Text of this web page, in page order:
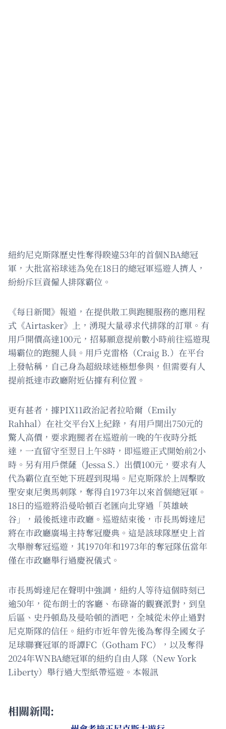
紐約尼克斯隊歷史性奪得睽違53年的首個NBA總冠
軍，大批富裕球迷為免在18日的總冠軍巡遊人擠人，
紛紛斥巨資僱人排隊霸位。
《每日新聞》報道，在提供散工與跑腿服務的應用程
式《Airtasker》上，湧現大量尋求代排隊的訂單。有
用戶開價高達100元，招募願意提前數小時前往巡遊現
場霸位的跑腿人員。用戶克雷格（Craig B.）在平台
上發帖稱，自己身為超級球迷極想參與，但需要有人
提前抵達市政廳附近佔據有利位置。
更有甚者，據PIX11政治記者拉哈爾（Emily
Rahhal）在社交平台X上紀錄，有用戶開出750元的
驚人高價，要求跑腿者在巡遊前一晚的午夜時分抵
達，一直留守至翌日上午8時，即巡遊正式開始前2小
時。另有用戶傑薩（Jessa S.）出價100元，要求有人
代為霸位直至她下班趕到現場。尼克斯隊於上周擊敗
聖安東尼奧馬刺隊，奪得自1973年以來首個總冠軍。
18日的巡遊將沿曼哈頓百老匯向北穿過「英雄峽
谷」，最後抵達市政廳。巡遊結束後，市長馬姆達尼
將在市政廳廣場主持奪冠慶典。這是該球隊歷史上首
次舉辦奪冠巡遊，其1970年和1973年的奪冠隊伍當年
僅在市政廳舉行過慶祝儀式。
市長馬姆達尼在聲明中強調，紐約人等待這個時刻已
逾50年，從布朗士的客廳、布碌崙的觀賽派對，到皇
后區、史丹頓島及曼哈頓的酒吧，全城從未停止過對
尼克斯隊的信任。紐約市近年曾先後為奪得全國女子
足球聯賽冠軍的哥譚FC（Gotham FC），以及奪得
2024年WNBA總冠軍的紐約自由人隊（New York
Liberty）舉行過大型紙帶巡遊。本報訊
相關新聞: